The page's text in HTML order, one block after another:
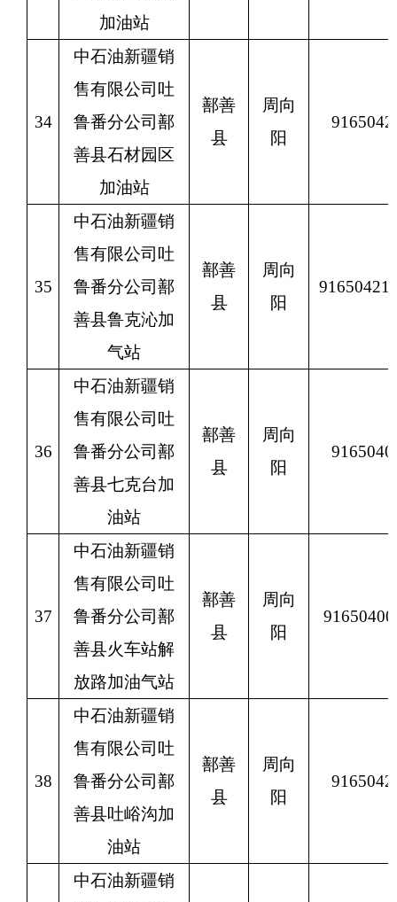
加油站
34
中石油新疆销
售有限公司吐
鲁番分公司鄯
善县石材园区
加油站
鄯善
县
周向
阳
35
中石油新疆销
售有限公司吐
鲁番分公司鄯
善县鲁克沁加
气站
鄯善
县
周向
阳
36
中石油新疆销
售有限公司吐
鲁番分公司鄯
善县七克台加
油站
鄯善
县
周向
阳
37
中石油新疆销
售有限公司吐
鲁番分公司鄯
善县火车站解
放路加油气站
鄯善
县
周向
阳
38
中石油新疆销
售有限公司吐
鲁番分公司鄯
善县吐峪沟加
油站
鄯善
县
周向
阳
中石油新疆销